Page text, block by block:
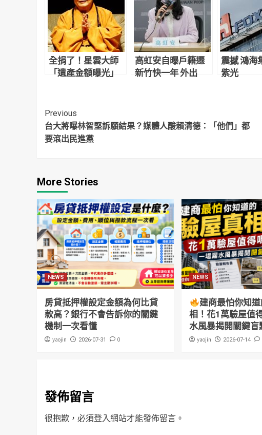
全捐了！星雲大師
「遺產金額曝光」
高虹安自曝戶籍遷
新竹快一年 外出
震撼 鴻海
紫光
Continue
Reading
Previous
台大將曝林智堅訴願結果？媒體人酸賴清德：「他們」都
要滾出民進黨
More Stories
NEWS
房貸抵押權設定金額為何比貸
款高？銀行不會告訴你的關鍵
機制一次看懂
yaojin 2026-07-31 0
NEWS
建商最怕你知
相！花1萬驗屋值
水風暴揭開關鍵盲
yaojin 2026-07-14
發佈留言
很抱歉，必須登入網站才能發佈留言。